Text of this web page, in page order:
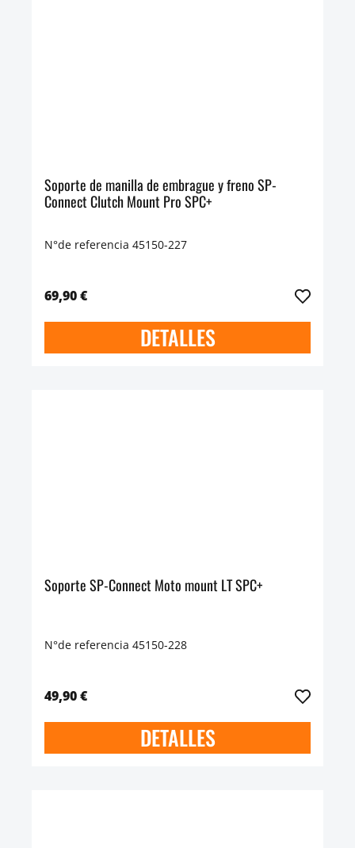
Soporte de manilla de embrague y freno SP-
Connect Clutch Mount Pro SPC+
N°de referencia 45150-227
69,90 €
DETALLES
Soporte SP-Connect Moto mount LT SPC+
N°de referencia 45150-228
49,90 €
DETALLES